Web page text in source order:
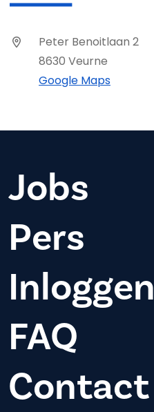
Peter Benoitlaan 2
8630 Veurne
Google Maps
Jobs
Pers
Inloggen
FAQ
Contact